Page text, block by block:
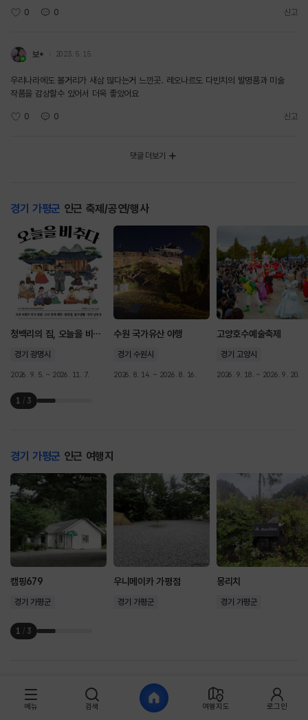
0 0 신고
보* 2023. 5. 15.
우리나라에도 볼거리가 새삼 많다는거 느낀곳. 레오나르도 다빈치의 발명품과 미술
작품을 감상할수 있어서 더욱 좋았어요
0 0 신고
댓글 더보기
경기 가평군 인근 축제/공연/행사
청백리의 집, 오늘을 비추다
경기 광명시
2026. 9. 5. ~ 2026. 11. 7.
수원 국가유산 야행
경기 수원시
2026. 8. 14. ~ 2026. 8. 16.
고양호수예술축제
경기 고양시
2026. 9. 18. ~ 2026. 9. 20.
1 / 3
경기 가평군 인근 여행지
캠핑679
경기 가평군
우니메이카 가평점
경기 가평군
몽리치
경기 가평군
1 / 3
경기 가평군 인근 여행코스
메뉴 검색 여행지도 로그인